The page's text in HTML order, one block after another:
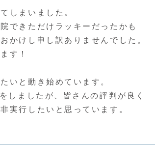
しまいました。
できただけラッキーだったかも
かけし申し訳ありませんでした。
す！
いと動き始めています。
しましたが、皆さんの評判が良く
実行したいと思っています。